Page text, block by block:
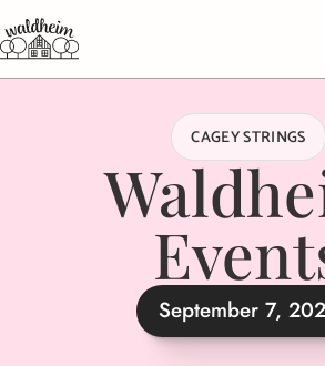
CAGEY STRINGS
September 7,